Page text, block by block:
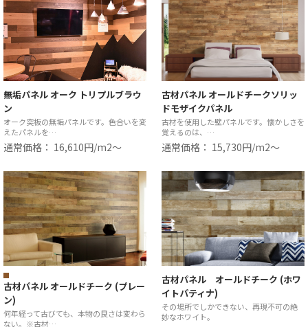
無垢パネル オーク トリプルブラウ
ン
オーク突板の無垢パネルです。色合いを変
えたパネルを…
通常価格： 16,610円/m2〜
古材パネル オールドチークソリッ
ドモザイクパネル
古材を使用した壁パネルです。懐かしさを
覚えるのは、…
通常価格： 15,730円/m2〜
古材パネル オールドチーク (プレー
ン)
何年経って古びても、本物の良さは変わら
ない。※古材…
古材パネル オールドチーク (ホワ
イトパティナ)
その場所でしかできない、再現不可の絶
妙なホワイト。